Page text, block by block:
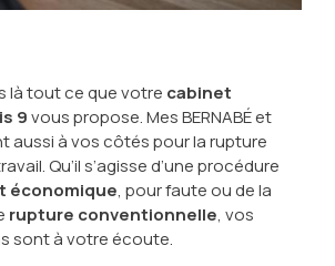
là tout ce que votre cabinet
9vous propose. Mes BERNABÉ et
aussi à vos côtés pour la rupture
Qu’il s’agisse d’une procédure
économique, pour faute ou de la
rupture conventionnelle, vos
sont à votre écoute.